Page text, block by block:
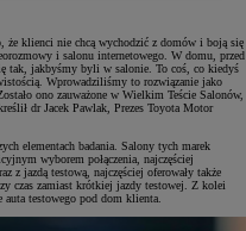
że klienci nie chcą wychodzić z domów i boją się
i salonu internetowego. W domu, przed
tak, jakbyśmy byli w salonie. To coś, co kiedyś
Wprowadziliśmy to rozwiązanie jako
ono zauważone w Wielkim Teście Salonów,
dr Jacek Pawlak, Prezes Toyota Motor
elementach badania. Salony tych marek
wyborem połączenia, najczęściej
z jazdą testową, najczęściej oferowały także
czas zamiast krótkiej jazdy testowej. Z kolei
auta testowego pod dom klienta.